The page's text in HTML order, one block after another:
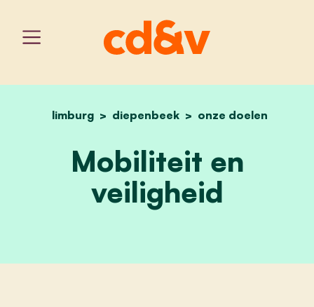
home
limburg diepenbeek onze doelen
mobiliteit en veiligheid
Mobiliteit en
veiligheid